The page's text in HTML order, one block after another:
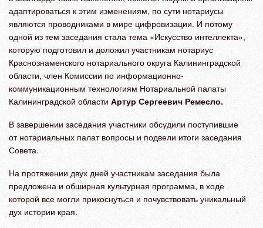
адаптироваться к этим изменениям, по сути нотариусы
являются проводниками в мире цифровизации. И потому
одной из тем заседания стала тема «Искусство интеллекта»,
которую подготовил и доложил участникам нотариус
Краснознаменского нотариального округа Калининградской
области, член Комиссии по информационно-
коммуникационным технологиям Нотариальной палаты
Калининградской области Артур Сергеевич Ремесло.
В завершении заседания участники обсудили поступившие
от нотариальных палат вопросы и подвели итоги заседания
Совета.
На протяжении двух дней участникам заседания была
предложена и обширная культурная программа, в ходе
которой все могли прикоснуться и почувствовать уникальный
дух истории края.